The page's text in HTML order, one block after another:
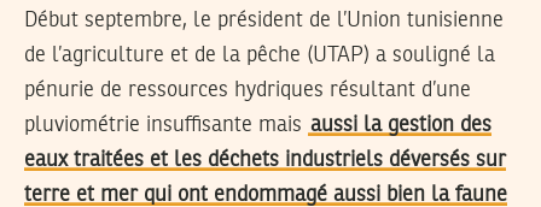
Début septembre, le président de l’Union tunisienne
de l’agriculture et de la pêche (UTAP) a souligné la
pénurie de ressources hydriques résultant d’une
pluviométrie insuffisante mais aussi la gestion des
eaux traitées et les déchets industriels déversés sur
terre et mer qui ont endommagé aussi bien la faune